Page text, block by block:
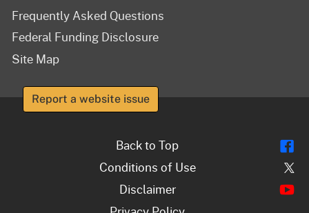
Frequently Asked Questions
Federal Funding Disclosure
Site Map
Report a website issue
Back to Top
Conditions of Use
Disclaimer